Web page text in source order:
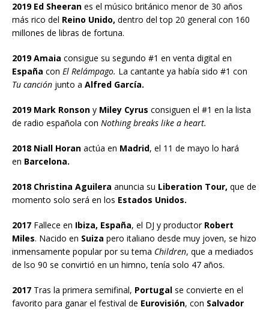
2019 Ed Sheeran es el músico británico menor de 30 años
más rico del Reino Unido, dentro del top 20 general con 160
millones de libras de fortuna.
2019 Amaia consigue su segundo #1 en venta digital en
España con El Relámpago. La cantante ya había sido #1 con
Tu canción junto a Alfred García.
2019 Mark Ronson y Miley Cyrus consiguen el #1 en la lista
de radio española con Nothing breaks like a heart.
2018 Niall Horan actúa en Madrid, el 11 de mayo lo hará
en Barcelona.
2018 Christina Aguilera anuncia su Liberation Tour, que de
momento solo será en los Estados Unidos.
2017 Fallece en Ibiza, España, el DJ y productor Robert
Miles. Nacido en Suiza pero italiano desde muy joven, se hizo
inmensamente popular por su tema Children, que a mediados
de lso 90 se convirtió en un himno, tenía solo 47 años.
2017 Tras la primera semifinal, Portugal se convierte en el
favorito para ganar el festival de Eurovisión, con Salvador